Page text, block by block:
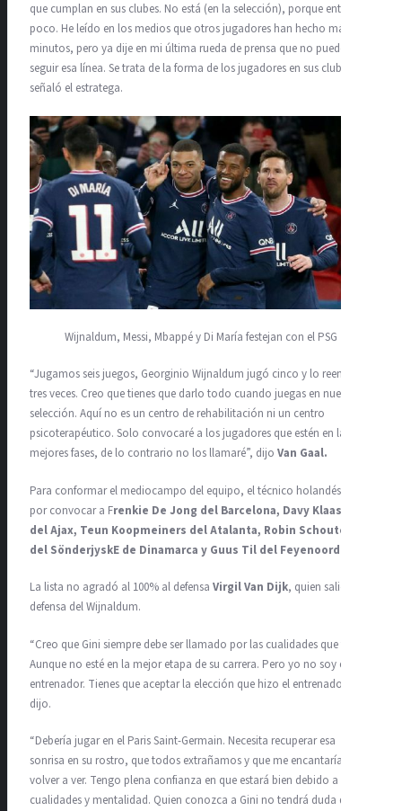
que cumplan en sus clubes. No está (en la selección), porque entregó
poco. He leído en los medios que otros jugadores han hecho más
minutos, pero ya dije en mi última rueda de prensa que no puedo
seguir esa línea. Se trata de la forma de los jugadores en sus clubes”,
señaló el estratega.
Wijnaldum, Messi, Mbappé y Di María festejan con el PSG
“Jugamos seis juegos, Georginio Wijnaldum jugó cinco y lo reemplacé
tres veces. Creo que tienes que darlo todo cuando juegas en nuestra
selección. Aquí no es un centro de rehabilitación ni un centro
psicoterapéutico. Solo convocaré a los jugadores que estén en las
mejores fases, de lo contrario no los llamaré”, dijo Van Gaal.
Para conformar el mediocampo del equipo, el técnico holandés optó
por convocar a Frenkie De Jong del Barcelona, ​​Davy Klaassen
del Ajax, Teun Koopmeiners del Atalanta, Robin Schouten
del SönderjyskE de Dinamarca y Guus Til del Feyenoord.
La lista no agradó al 100% al defensa Virgil Van Dijk, quien salió en
defensa del Wijnaldum.
“Creo que Gini siempre debe ser llamado por las cualidades que tiene.
Aunque no esté en la mejor etapa de su carrera. Pero yo no soy el
entrenador. Tienes que aceptar la elección que hizo el entrenador”,
dijo.
“Debería jugar en el Paris Saint-Germain. Necesita recuperar esa
sonrisa en su rostro, que todos extrañamos y que me encantaría
volver a ver. Tengo plena confianza en que estará bien debido a sus
cualidades y mentalidad. Quien conozca a Gini no tendrá duda de que